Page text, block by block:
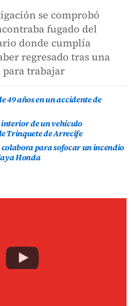
se comprobó
fugado del
donde cumplía
regresado tras una
trabajar
49 años en un accidente de
de un vehículo
Trinquete de Arrecife
para sofocar un incendio
Honda